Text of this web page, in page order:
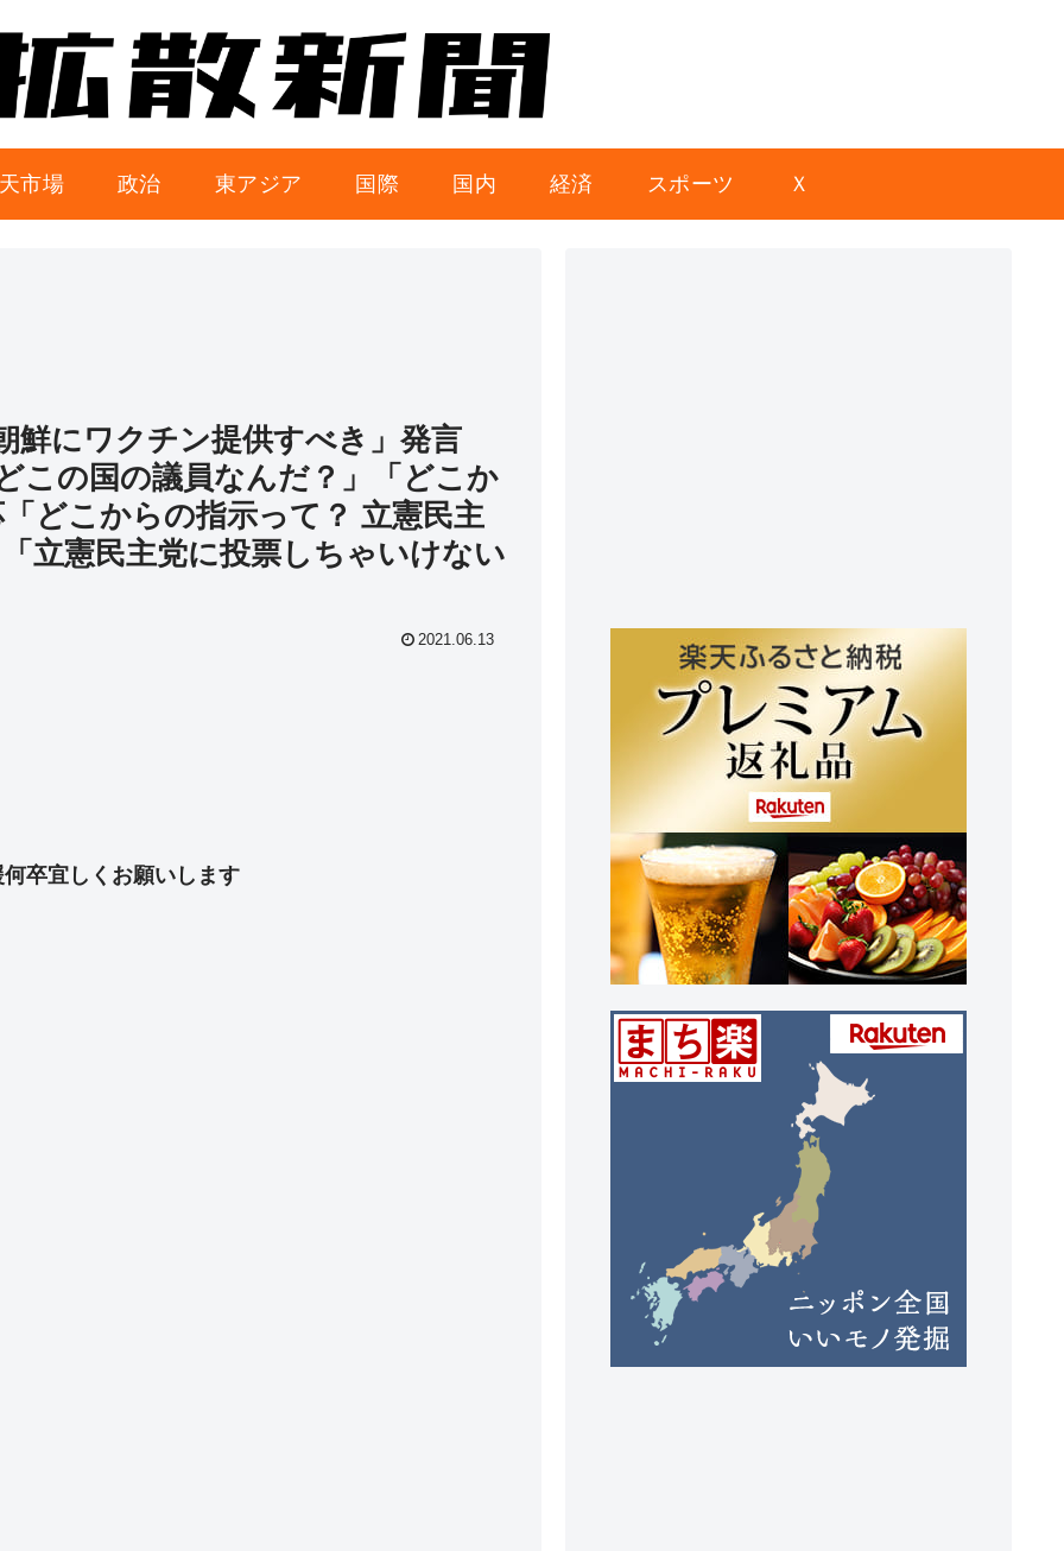
市場 政治 東アジア 国際 国内 経済 スポーツ Ｘ
鮮にワクチン提供すべき」発言
この国の議員なんだ？」「どこか
どこからの指示って？ 立憲民主
立憲民主党に投票しちゃいけない
2021.06.13
卒宜しくお願いします